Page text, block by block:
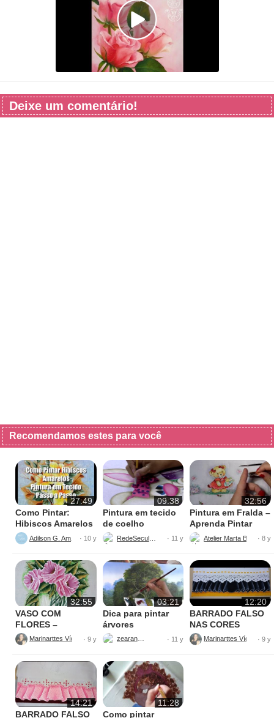
Deixe um comentário!
Recomendamos estes para você
27:49
Como Pintar:
Hibiscos Amarelos
· 10 y
09:38
Pintura em tecido
de coelho
RedeSeculo21 · 11 y
32:56
Pintura em Fralda –
Aprenda Pintar
Ursinha
Atelier Marta Beatriz· 8 y
32:55
VASO COM
FLORES –
PINTURAS
· 9 y
03:21
Dica para pintar
árvores
zearantes · 11 y
12:20
BARRADO FALSO
NAS CORES
AMARELO E
PRETO
· 9 y
14:21
BARRADO FALSO
11:28
Como pintar